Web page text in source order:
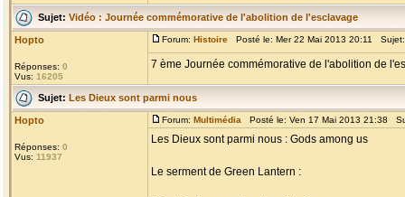
Sujet: Vidéo : Journée commémorative de l'abolition de l'esclavage
Hopto
Réponses: 0
Vus: 16205
Forum: Histoire Posté le: Mer 22 Mai 2013 20:11
7 ème Journée commémorative de l'abolition de
Sujet: Les Dieux sont parmi nous
Hopto
Réponses: 0
Vus: 11937
Forum: Multimédia Posté le: Ven 17 Mai 2013 21:38
Les Dieux sont parmi nous : Gods among us
Le serment de Green Lantern :